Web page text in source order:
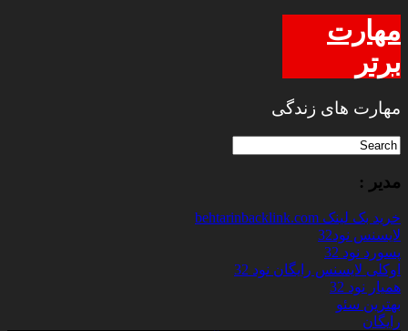
مهارت
برتر
مهارت های زندگی
مدیر :
خرید بک لینک behtarinbacklink.com
لایسنس نود32
پسورد نود 32
اوکلی لایسنس رایگان نود 32
همیار نود 32
بهترین سئو
رایگان